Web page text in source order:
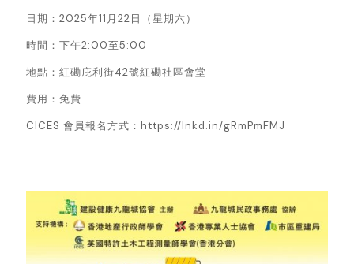
日期：2025年11月22日（星期六）
時間：下午2:00至5:00
地點：紅磡庇利街42號紅磡社區會堂
費用：免費
CICES 會員報名方式：https://lnkd.in/gRmPmFMJ